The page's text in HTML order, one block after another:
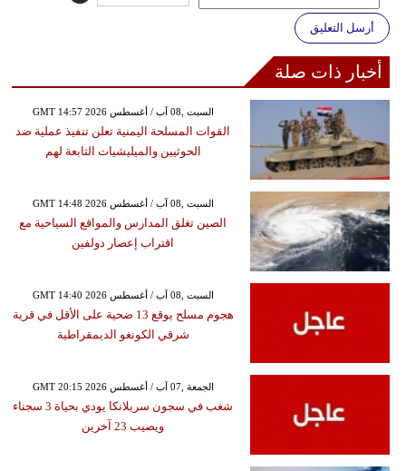
أرسل التعليق
أخبار ذات صلة
GMT 14:57 2026 السبت ,08 آب / أغسطس
القوات المسلحة اليمنية تعلن تنفيذ عملية ضد
الحوثيين والميليشيات التابعة لهم
GMT 14:48 2026 السبت ,08 آب / أغسطس
الصين تغلق المدارس والمواقع السياحية مع
اقتراب إعصار دولفين
GMT 14:40 2026 السبت ,08 آب / أغسطس
هجوم مسلح يوقع 13 ضحية على الأقل في قرية
شرقي الكونغو الديمقراطية
GMT 20:15 2026 الجمعة ,07 آب / أغسطس
شغب في سجون سريلانكا يودي بحياة 3 سجناء
ويصيب 23 آخرين